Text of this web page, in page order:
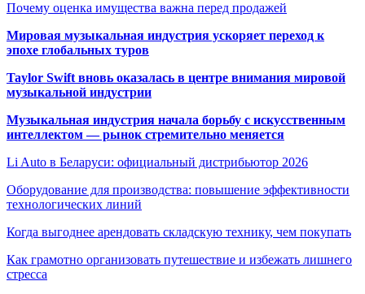
Почему оценка имущества важна перед продажей
Мировая музыкальная индустрия ускоряет переход к
эпохе глобальных туров
Taylor Swift вновь оказалась в центре внимания мировой
музыкальной индустрии
Музыкальная индустрия начала борьбу с искусственным
интеллектом — рынок стремительно меняется
Li Auto в Беларуси: официальный дистрибьютор 2026
Оборудование для производства: повышение эффективности
технологических линий
Когда выгоднее арендовать складскую технику, чем покупать
Как грамотно организовать путешествие и избежать лишнего
стресса